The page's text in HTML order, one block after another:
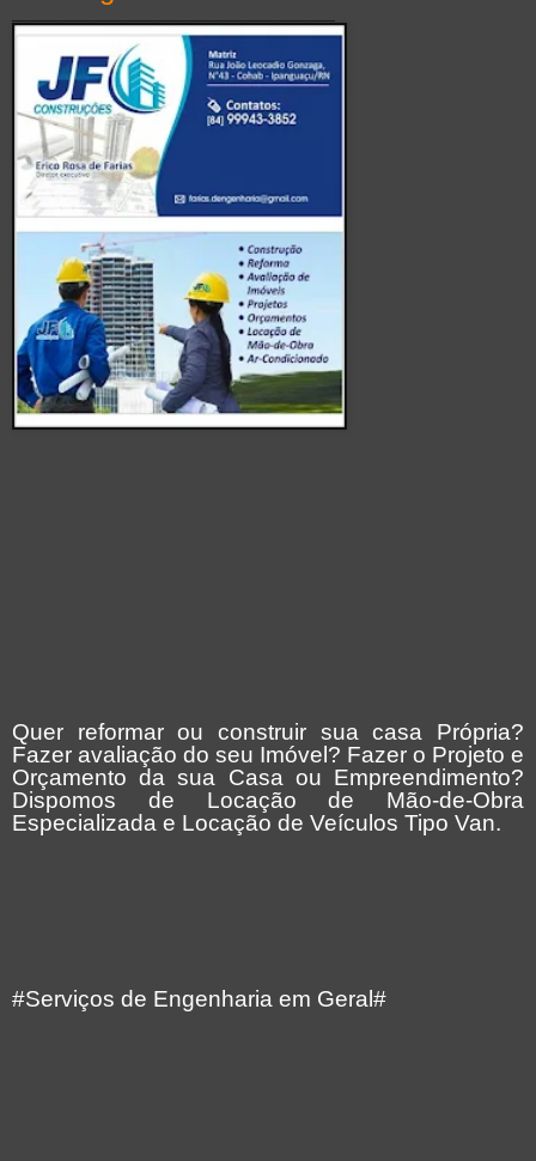
Quer reformar ou construir sua casa Própria?
Fazer avaliação do seu Imóvel? Fazer o Projeto e
Orçamento da sua Casa ou Empreendimento?
Dispomos de Locação de Mão-de-Obra
Especializada e Locação de Veículos Tipo Van.
#Serviços de Engenharia em Geral#